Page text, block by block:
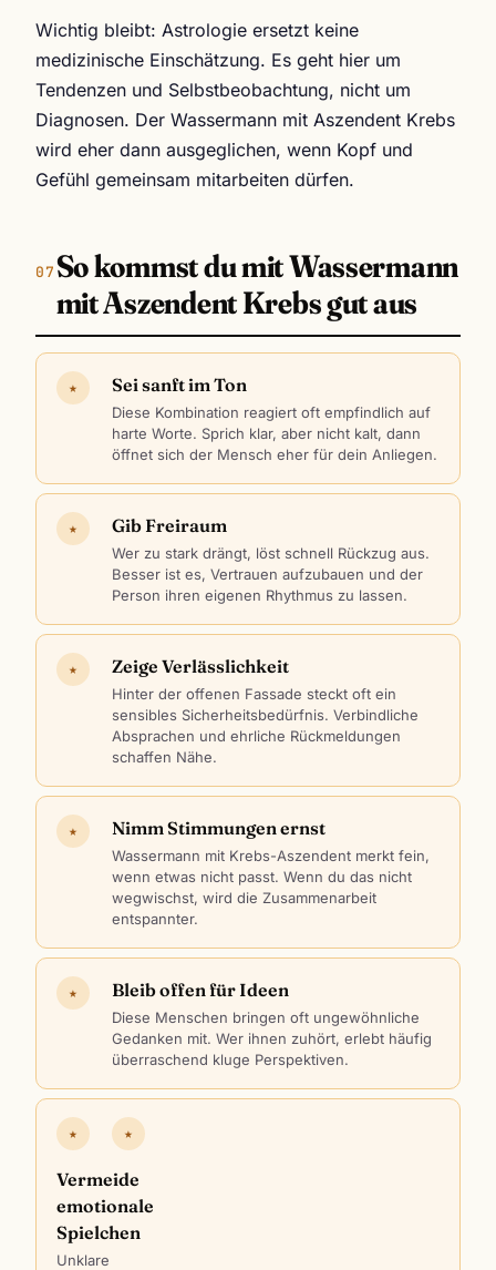
Wichtig bleibt: Astrologie ersetzt keine
medizinische Einschätzung. Es geht hier um
Tendenzen und Selbstbeobachtung, nicht um
Diagnosen. Der Wassermann mit Aszendent Krebs
wird eher dann ausgeglichen, wenn Kopf und
Gefühl gemeinsam mitarbeiten dürfen.
So kommst du mit Wassermann
mit Aszendent Krebs gut aus
★ Sei sanft im Ton
Diese Kombination reagiert oft empfindlich auf
harte Worte. Sprich klar, aber nicht kalt, dann
öffnet sich der Mensch eher für dein Anliegen.
★ Gib Freiraum
Wer zu stark drängt, löst schnell Rückzug aus.
Besser ist es, Vertrauen aufzubauen und der
Person ihren eigenen Rhythmus zu lassen.
★ Zeige Verlässlichkeit
Hinter der offenen Fassade steckt oft ein
sensibles Sicherheitsbedürfnis. Verbindliche
Absprachen und ehrliche Rückmeldungen
schaffen Nähe.
★ Nimm Stimmungen ernst
Wassermann mit Krebs-Aszendent merkt fein,
wenn etwas nicht passt. Wenn du das nicht
wegwischst, wird die Zusammenarbeit
entspannter.
★ Bleib offen für Ideen
Diese Menschen bringen oft ungewöhnliche
Gedanken mit. Wer ihnen zuhört, erlebt häufig
überraschend kluge Perspektiven.
★ ★
Vermeide
emotionale
Spielchen
Unklare